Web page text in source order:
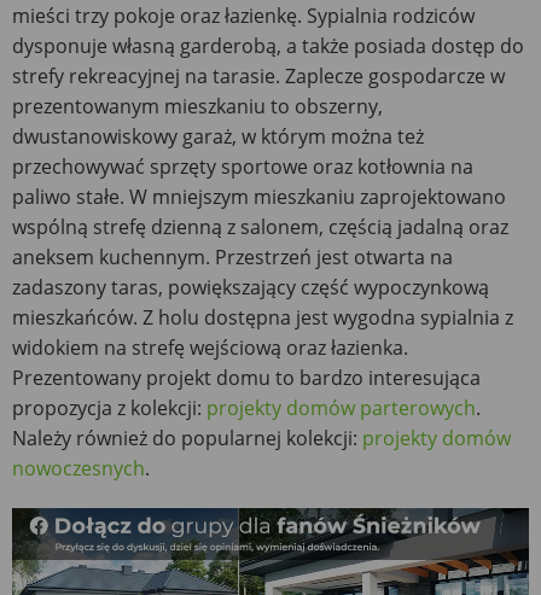
mieści trzy pokoje oraz łazienkę. Sypialnia rodziców
dysponuje własną garderobą, a także posiada dostęp do
strefy rekreacyjnej na tarasie. Zaplecze gospodarcze w
prezentowanym mieszkaniu to obszerny,
dwustanowiskowy garaż, w którym można też
przechowywać sprzęty sportowe oraz kotłownia na
paliwo stałe. W mniejszym mieszkaniu zaprojektowano
wspólną strefę dzienną z salonem, częścią jadalną oraz
aneksem kuchennym. Przestrzeń jest otwarta na
zadaszony taras, powiększający część wypoczynkową
mieszkańców. Z holu dostępna jest wygodna sypialnia z
widokiem na strefę wejściową oraz łazienka.
Prezentowany projekt domu to bardzo interesująca
propozycja z kolekcji: projekty domów parterowych.
Należy również do popularnej kolekcji: projekty domów
nowoczesnych.